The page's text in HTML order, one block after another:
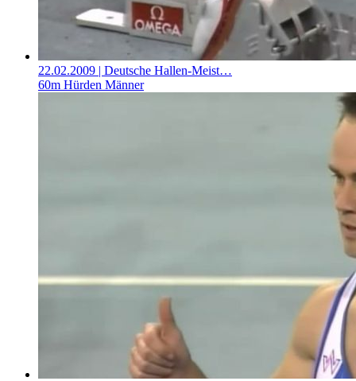
22.02.2009 | Deutsche Hallen-Meist…
60m Hürden Männer